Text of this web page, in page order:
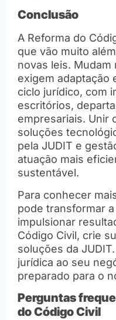
Conclusão
A Reforma do
que vão muito
novas leis.
exigem adaptação
ciclo jurídico, com
escritórios,
empresariais. Unir
soluções
pela JUDIT e
atuação mais
sustentável.
Para conhecer
pode transformar
impulsionar
Código Civil, crie
soluções da
jurídica ao seu
preparado para o
Perguntas
do Código Civil